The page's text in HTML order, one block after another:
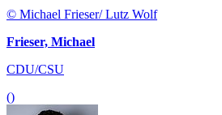
© Michael Frieser/ Lutz Wolf
Frieser, Michael
CDU/CSU
()